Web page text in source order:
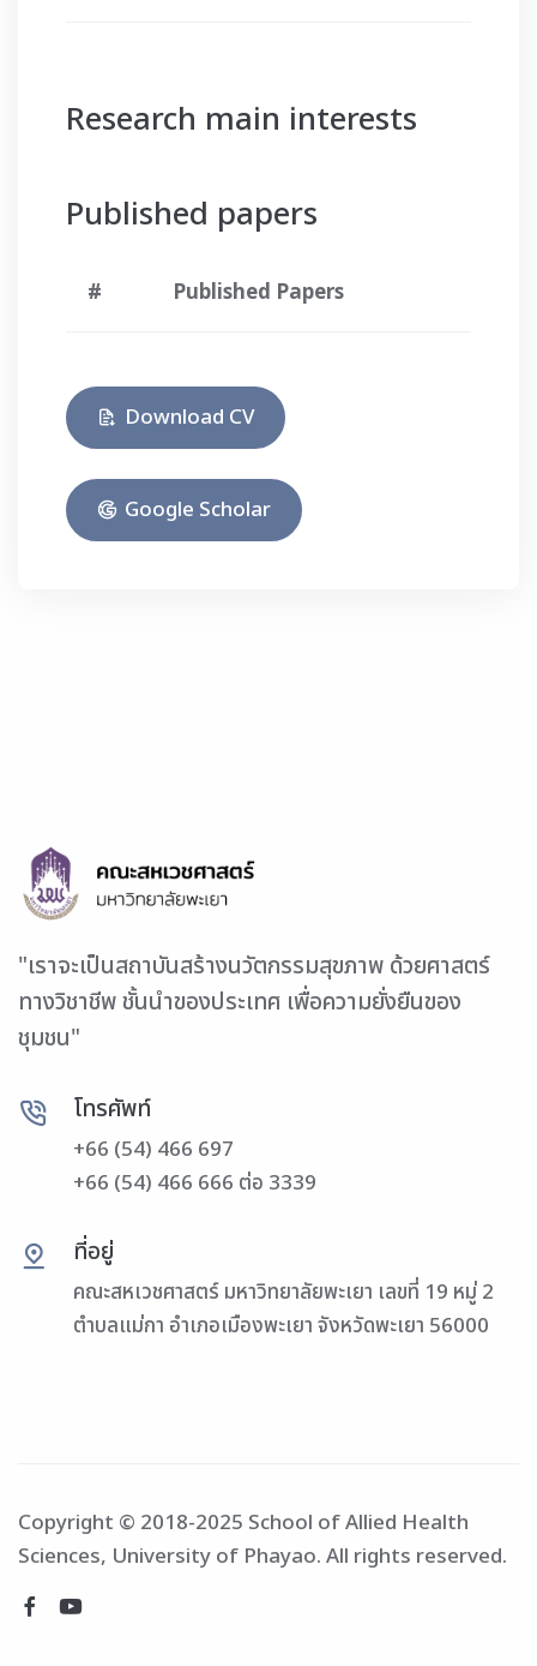
Research main interests
Published papers
# Published Papers
Download CV
Google Scholar
"เราจะเป็นสถาบันสร้างนวัตกรรมสุขภาพ ด้วยศาสตร์
ทางวิชาชีพ ชั้นนำของประเทศ เพื่อความยั่งยืนของ
ชุมชน"
โทรศัพท์
+66 (54) 466 697
+66 (54) 466 666 ต่อ 3339
ที่อยู่
คณะสหเวชศาสตร์ มหาวิทยาลัยพะเยา เลขที่ 19 หมู่ 2
ตำบลแม่กา อำเภอเมืองพะเยา จังหวัดพะเยา 56000
Copyright © 2018-2025 School of Allied Health
Sciences, University of Phayao. All rights reserved.